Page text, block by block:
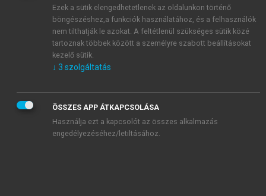
veszem és elfogadom.
Általános vásárlási feltételeket, valamint a szotar.netés a
mersz.huoldalak licencszerződéseiben foglaltakat
tudomásul veszem és elfogadom.
KIPRÓBÁLOM
Ezek a sütik elengedhetetlenek az oldalunkon történő
böngészéshez,a funkciók használatához, és a felhasználók
nem tilthatják le azokat. A feltétlenül szükséges sütik közé
tartoznak többek között a személyre szabott beállításokat
kezelő sütik.
↓ 3 szolgáltatás
ÖSSZES APP ÁTKAPCSOLÁSA
Használja ezt a kapcsolót az összes alkalmazás
engedélyezéséhez/letiltásához.